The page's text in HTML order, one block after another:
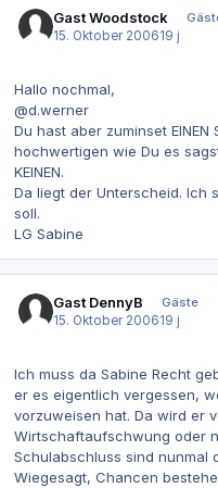
Gast Woodstock
15. Oktober 200619 j
Hallo nochmal,
@d.werner
Du hast aber zuminset
hochwertigen wie Du es
KEINEN.
Da liegt der Unterscheid. Ich
soll.
LG Sabine
Gast DennyB
Gäste
15. Oktober 200619 j
Ich muss da Sabine Recht
er es eigentlich vergessen,
vorzuweisen hat. Da wird er
Wirtschaftaufschwung oder
Schulabschluss sind nunmal
Wiegesagt, Chancen